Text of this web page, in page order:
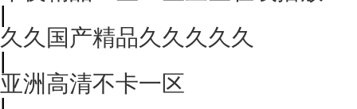
|
久久国产精品久久久久久
|
亚洲高清不卡一区